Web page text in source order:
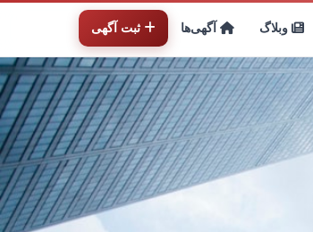
وبلاگ آگهی‌ها ثبت آگهی